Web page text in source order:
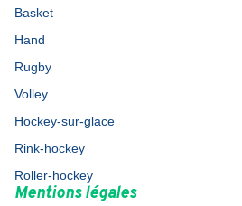
Basket
Hand
Rugby
Volley
Hockey-sur-glace
Rink-hockey
Roller-hockey
Mentions légales